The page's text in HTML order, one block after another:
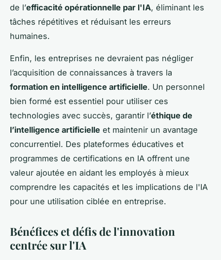
de l’efficacité opérationnelle par l'IA, éliminant les
tâches répétitives et réduisant les erreurs
humaines.
Enfin, les entreprises ne devraient pas négliger
l’acquisition de connaissances à travers la
formation en intelligence artificielle. Un personnel
bien formé est essentiel pour utiliser ces
technologies avec succès, garantir l’éthique de
l’intelligence artificielle et maintenir un avantage
concurrentiel. Des plateformes éducatives et
programmes de certifications en IA offrent une
valeur ajoutée en aidant les employés à mieux
comprendre les capacités et les implications de l'IA
pour une utilisation ciblée en entreprise.
Bénéfices et défis de l'innovation
centrée sur l'IA